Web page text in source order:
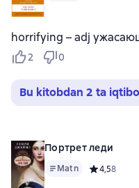
horrifying – adj
2 0
Bu kitobdan 2 ta
Портрет леди
Matn Средний
4,58